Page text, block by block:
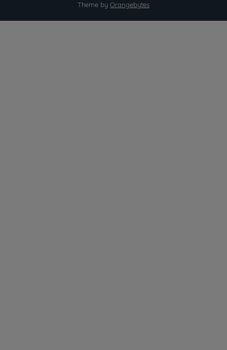
Theme by Orangebytes